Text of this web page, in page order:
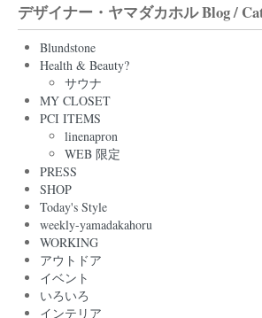
デザイナー・ヤマダカホル Blog /
Blundstone
Health & Beauty?
サウナ
MY CLOSET
PCI ITEMS
linenapron
WEB 限定
PRESS
SHOP
Today's Style
weekly-yamadakahoru
WORKING
アウトドア
イベント
いろいろ
インテリア